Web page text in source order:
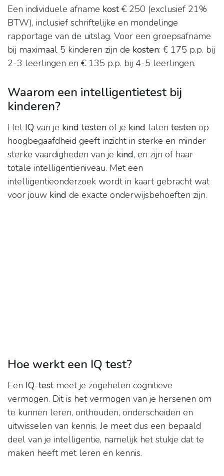
Een individuele afname kost€ 250 (exclusief 21%
BTW), inclusief schriftelijke en mondelinge
rapportage van de uitslag. Voor een groepsafname
bij maximaal 5 kinderen zijn de kosten: € 175 p.p. bij
2-3 leerlingen en € 135 p.p. bij 4-5 leerlingen.
Waarom een intelligentietest bij
kinderen?
Het IQ van je kind testen of je kind laten testen op
hoogbegaafdheid geeft inzicht in sterke en minder
sterke vaardigheden van je kind, en zijn of haar
totale intelligentieniveau. Met een
intelligentieonderzoek wordt in kaart gebracht wat
voor jouw kind de exacte onderwijsbehoeften zijn.
Hoe werkt een IQ test?
Een IQ-testmeet je zogeheten cognitieve
vermogen. Dit is het vermogen van je hersenen om
te kunnen leren, onthouden, onderscheiden en
uitwisselen van kennis. Je meet dus een bepaald
deel van je intelligentie, namelijk het stukje dat te
maken heeft met leren en kennis.